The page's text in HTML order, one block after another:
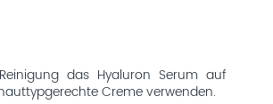
das Hyaluron Serum auf
Creme verwenden.